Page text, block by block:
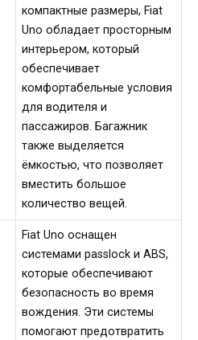
компактные размеры, Fiat
Uno обладает просторным
интерьером, который
обеспечивает
комфортабельные условия
для водителя и
пассажиров. Багажник
также выделяется
ёмкостью, что позволяет
вместить большое
количество вещей.
Fiat Uno оснащен
системами passlock и ABS,
которые обеспечивают
безопасность во время
вождения. Эти системы
помогают предотвратить